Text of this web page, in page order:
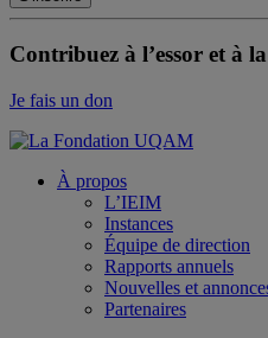
Contribuez à l’essor et à
Je fais un don
À propos
L’IEIM
Instances
Équipe de direction
Rapports annuels
Nouvelles et
Partenaires